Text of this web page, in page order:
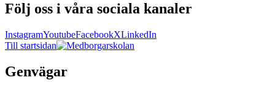
Följ oss i våra sociala kanaler
InstagramYoutubeFacebookXLinkedIn
Till startsidan
Genvägar